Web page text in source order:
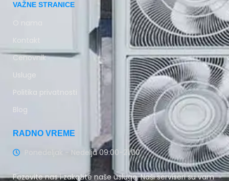
VAŽNE STRANICE
Kontakt
Cenovnik
Usluge
Politika privatnosti
Blog
RADNO VREME
Ponedeljak - Nedelja 09:00-21:00
Pozovite nas i zakažite naše usluge. Naši serviseri su vam